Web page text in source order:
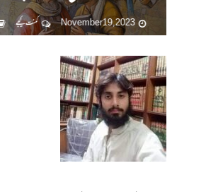
November 19, 2023 کمنت کیجے